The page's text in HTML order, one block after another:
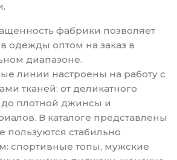
фабрики позволяет
одежды оптом на заказ в
диапазоне.
линии настроены на работу с
тканей: от деликатного
плотной джинсы и
В каталоге представлены
пользуются стабильно
спортивные топы, мужские